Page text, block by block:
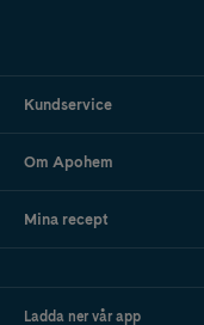
Kundservice
Om Apohem
Mina recept
Ladda ner vår app